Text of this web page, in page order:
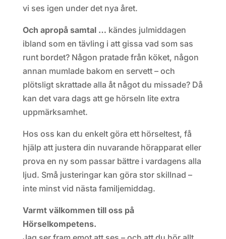
vi ses igen under det nya året.
Och apropå samtal … kändes julmiddagen
ibland som en tävling i att gissa vad som sas
runt bordet? Någon pratade från köket, någon
annan mumlade bakom en servett – och
plötsligt skrattade alla åt något du missade? Då
kan det vara dags att ge hörseln lite extra
uppmärksamhet.
Hos oss kan du enkelt göra ett hörseltest, få
hjälp att justera din nuvarande hörapparat eller
prova en ny som passar bättre i vardagens alla
ljud. Små justeringar kan göra stor skillnad –
inte minst vid nästa familjemiddag.
Varmt välkommen till oss på
Hörselkompetens.